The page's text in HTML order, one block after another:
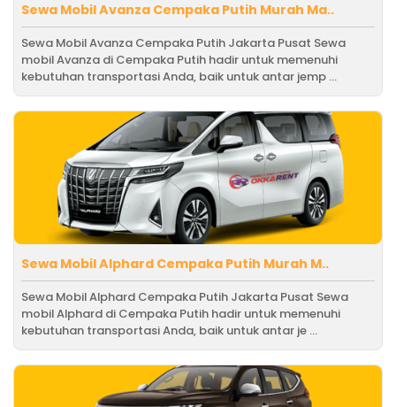
Sewa Mobil Avanza Cempaka Putih Murah Ma..
Sewa Mobil Avanza Cempaka Putih Jakarta Pusat Sewa
mobil Avanza di Cempaka Putih hadir untuk memenuhi
kebutuhan transportasi Anda, baik untuk antar jemp ...
Sewa Mobil Alphard Cempaka Putih Murah M..
Sewa Mobil Alphard Cempaka Putih Jakarta Pusat Sewa
mobil Alphard di Cempaka Putih hadir untuk memenuhi
kebutuhan transportasi Anda, baik untuk antar je ...